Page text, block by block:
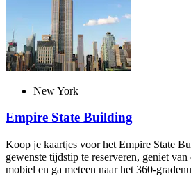
New York
Empire State Building
Koop je kaartjes voor het Empire State
gewenste tijdstip te reserveren, geniet
mobiel en ga meteen naar het 360-